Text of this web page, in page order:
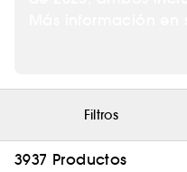
Filtros
3937 Productos